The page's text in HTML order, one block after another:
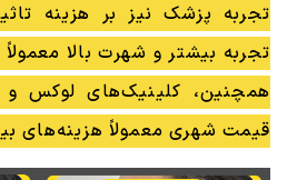
تجربه پزشک نیز بر هزینه
تجربه بیشتر و شهرت بالا معمولاً
همچنین، کلینیک‌های لوکس و
قیمت شهری معمولاً هزینه‌های